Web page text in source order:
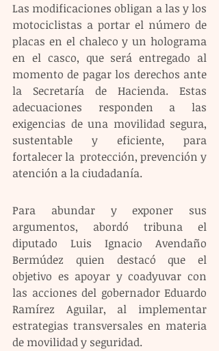
Las modificaciones obligan a las y los
motociclistas a portar el número de
placas en el chaleco y un holograma
en el casco, que será entregado al
momento de pagar los derechos ante
la Secretaría de Hacienda. Estas
adecuaciones responden a las
exigencias de una movilidad segura,
sustentable y eficiente, para
fortalecer la  protección, prevención y
atención a la ciudadanía.
Para abundar y exponer sus
argumentos, abordó tribuna el
diputado Luis Ignacio Avendaño
Bermúdez quien destacó que el
objetivo es apoyar y coadyuvar con
las acciones del gobernador Eduardo
Ramírez Aguilar, al implementar
estrategias transversales en materia
de movilidad y seguridad.